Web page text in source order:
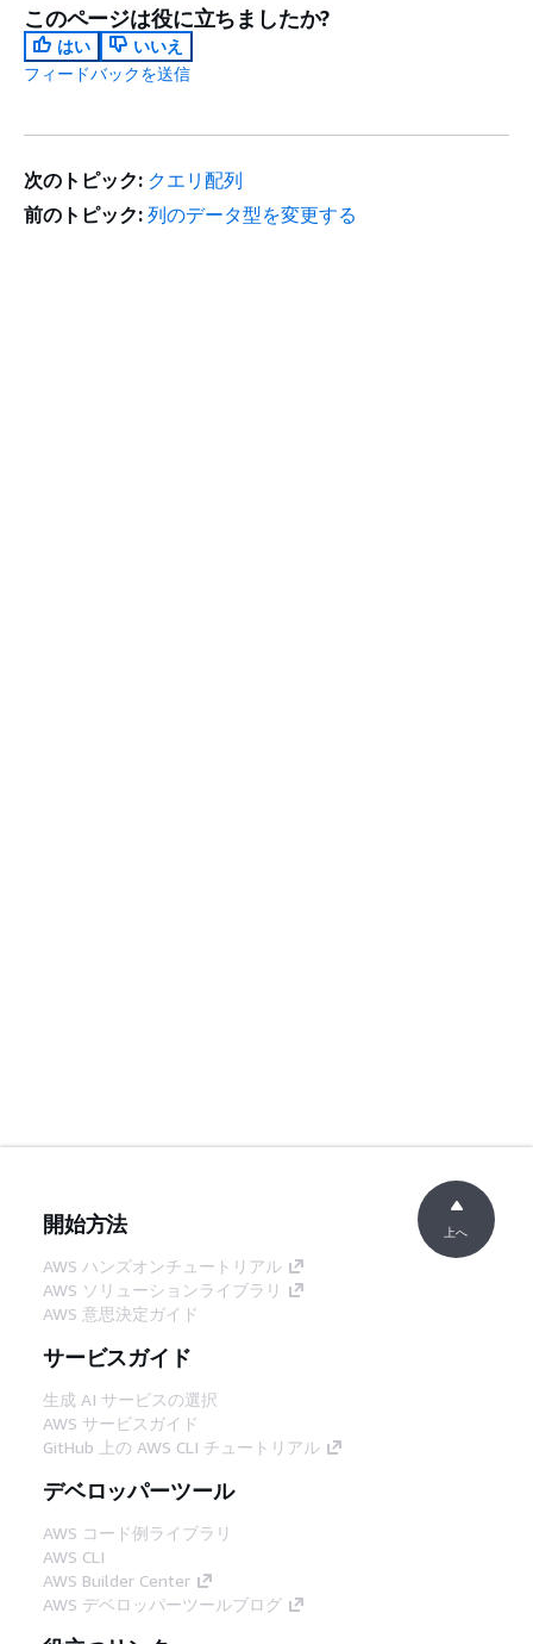
このページは役に立ちましたか?
はい
いいえ
フィードバックを送信
次のトピック: クエリ配列
前のトピック: 列のデータ型を変更する
開始方法
AWS ハンズオンチュートリアル
AWS ソリューションライブラリ
AWS 意思決定ガイド
サービスガイド
生成 AI サービスの選択
AWS サービスガイド
GitHub 上の AWS CLI チュートリアル
デベロッパーツール
AWS コード例ライブラリ
AWS CLI
AWS Builder Center
AWS デベロッパーツールブログ
上へ